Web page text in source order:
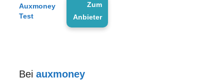
Auxmoney
Test
Zum
Anbieter
Bei auxmoney